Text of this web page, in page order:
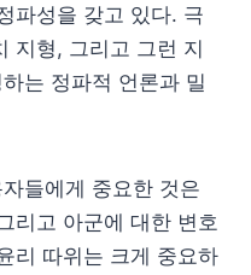
파성을 갖고 있다. 극
지형, 그리고 그런 지
는 정파적 언론과 밀
들에게 중요한 것은
리고 아군에 대한 변호
리 따위는 크게 중요하